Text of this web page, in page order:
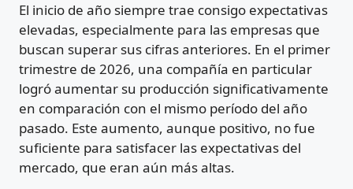
El inicio de año siempre trae consigo expectativas
elevadas, especialmente para las empresas que
buscan superar sus cifras anteriores. En el primer
trimestre de 2026, una compañía en particular
logró aumentar su producción significativamente
en comparación con el mismo período del año
pasado. Este aumento, aunque positivo, no fue
suficiente para satisfacer las expectativas del
mercado, que eran aún más altas.